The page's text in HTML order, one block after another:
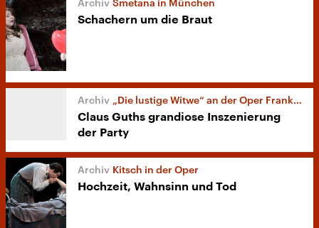
Smetana in München
Schachern um die Braut
„Die lustige Witwe“ an der Oper Frankfurt
Claus Guths grandiose Inszenierung
der Party
Kitsch in der Oper
Hochzeit, Wahnsinn und Tod